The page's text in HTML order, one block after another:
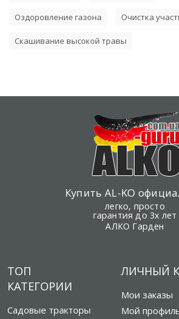
Оздоровление газона Очистка
Скашивание высокой травы
Купить AL-KO
легко, просто
гарантия до 3х лет
АЛКО Гарден
ТОП
КАТЕГОРИИ
Садовые тракторы
ЛИЧНЫЙ
Мои заказы
Мой